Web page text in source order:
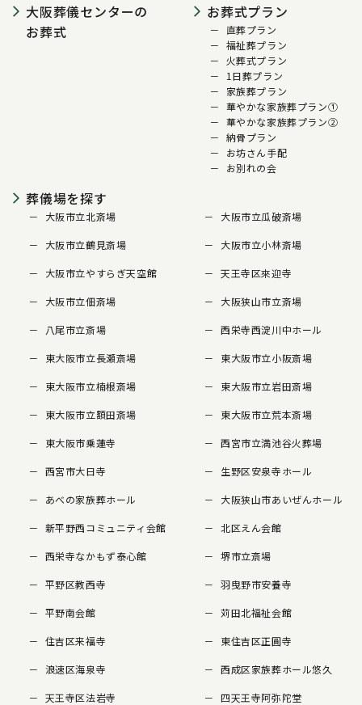
大阪葬儀センターの
お葬式
お葬式プラン
直葬プラン
福祉葬プラン
火葬式プラン
1日葬プラン
家族葬プラン
華やかな家族葬プラン①
華やかな家族葬プラン②
納骨プラン
お坊さん手配
お別れの会
葬儀場を探す
大阪市立北斎場 大阪市立瓜破斎場
大阪市立鶴見斎場 大阪市立小林斎場
大阪市立やすらぎ天空館 天王寺区來迎寺
大阪市立佃斎場 大阪狭山市立斎場
八尾市立斎場 西栄寺西淀川中ホール
東大阪市立長瀬斎場 東大阪市立小阪斎場
東大阪市立楠根斎場 東大阪市立岩田斎場
東大阪市立額田斎場 東大阪市立荒本斎場
東大阪市乗蓮寺 西宮市立満池谷火葬場
西宮市大日寺 生野区安泉寺ホール
あべの家族葬ホール 大阪狭山市あいぜんホール
新平野西コミュニティ会館 北区えん会館
西栄寺なかもず泰心館 堺市立斎場
平野区教西寺 羽曳野市安養寺
平野南会館 苅田北福祉会館
住吉区来福寺 東住吉区正圓寺
浪速区海泉寺 西成区家族葬ホール悠久
天王寺区法岩寺 四天王寺阿弥陀堂